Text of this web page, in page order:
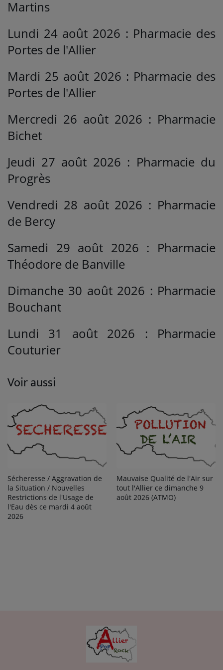
Martins
Lundi 24 août 2026 : Pharmacie des
Portes de l'Allier
Mardi 25 août 2026 : Pharmacie des
Portes de l'Allier
Mercredi 26 août 2026 : Pharmacie
Bichet
Jeudi 27 août 2026 : Pharmacie du
Progrès
Vendredi 28 août 2026 : Pharmacie
de Bercy
Samedi 29 août 2026 : Pharmacie
Théodore de Banville
Dimanche 30 août 2026 : Pharmacie
Bouchant
Lundi 31 août 2026 : Pharmacie
Couturier
Voir aussi
Sécheresse / Aggravation de
la Situation / Nouvelles
Restrictions de l'Usage de
l'Eau dès ce mardi 4 août
2026
Mauvaise Qualité de l'Air sur
tout l'Allier ce dimanche 9
août 2026 (ATMO)